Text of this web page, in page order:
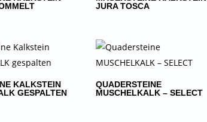
JURA TOSCA
KALKSTEIN
GESPALTEN
QUADERSTEINE
MUSCHELKALK – SELECT